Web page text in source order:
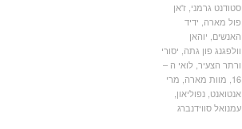
סטודנט גרמני ז'אן
פול מארה ידיד
האנשים יוהאן
וולפגנג פון גתה יסורי
ורתר הצעיר לואי ה –
16 מוות מארה מרי
אנטואנט נפוליאון
עמנואל סווידנברג